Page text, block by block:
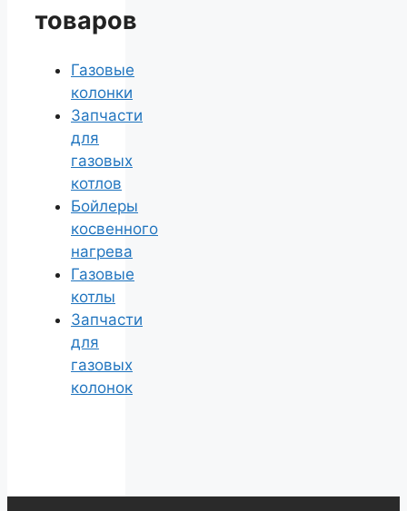
товаров
Газовые
колонки
Запчасти
для
газовых
котлов
Бойлеры
косвенного
нагрева
Газовые
котлы
Запчасти
для
газовых
колонок